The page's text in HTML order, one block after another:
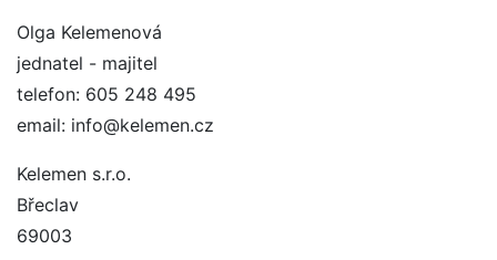
Olga Kelemenová
jednatel - majitel
telefon: 605 248 495
email: info@kelemen.cz
Kelemen s.r.o.
Břeclav
69003